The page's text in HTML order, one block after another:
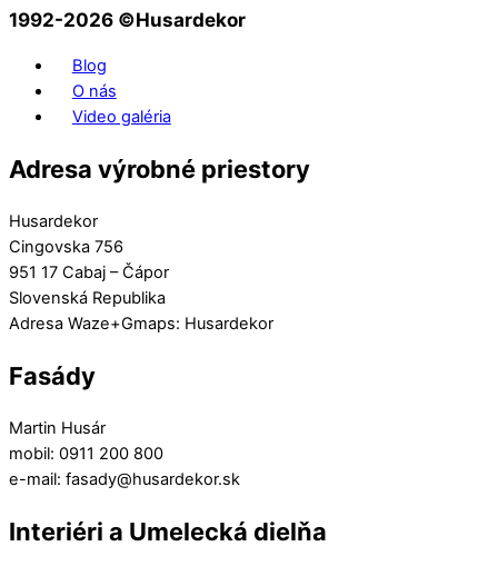
1992-2026 ©️Husardekor
Blog
O nás
Video galéria
Adresa výrobné priestory
Husardekor
Cingovska 756
951 17 Cabaj – Čápor
Slovenská Republika
Adresa Waze+Gmaps: Husardekor
Fasády
Martin Husár
mobil: 0911 200 800
e-mail: fasady@husardekor.sk
Interiéri a Umelecká dielňa